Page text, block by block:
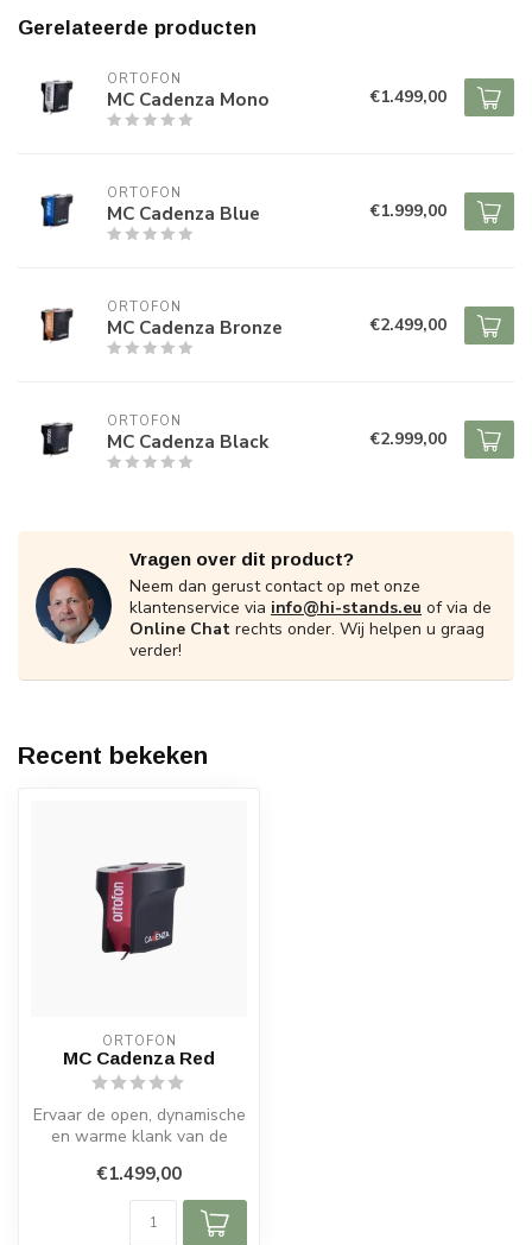
Gerelateerde producten
ORTOFON
MC Cadenza Mono €1.499,00
ORTOFON
MC Cadenza Blue €1.999,00
ORTOFON
MC Cadenza Bronze €2.499,00
ORTOFON
MC Cadenza Black €2.999,00
Vragen over dit product?
Neem dan gerust contact op met onze
klantenservice via info@hi-stands.eu of via de
Online Chat rechts onder. Wij helpen u graag
verder!
Recent bekeken
ORTOFON
MC Cadenza Red
Ervaar de open, dynamische
en warme klank van de
met Fine...
€1.499,00